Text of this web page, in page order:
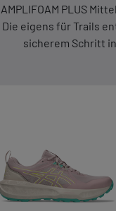
PLUS
eigens für Trails
sicherem Schritt